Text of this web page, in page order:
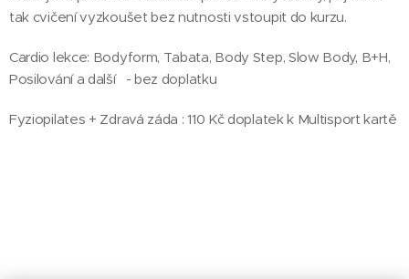
tak cvičení vyzkoušet bez nutnosti vstoupit do kurzu.
Cardio lekce: Bodyform, Tabata, Body Step, Slow Body, B+H,
Posilování a další - bez doplatku
Fyziopilates + Zdravá záda : 110 Kč doplatek k Multisport kartě